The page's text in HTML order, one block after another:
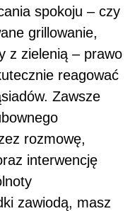
spokoju – czy
grillowanie,
z zielenią – prawo
reagować
Zawsze
rozmowę,
interwencję
zawiodą, masz